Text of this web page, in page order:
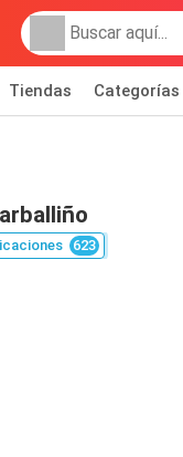
Tiendas Categorías
623